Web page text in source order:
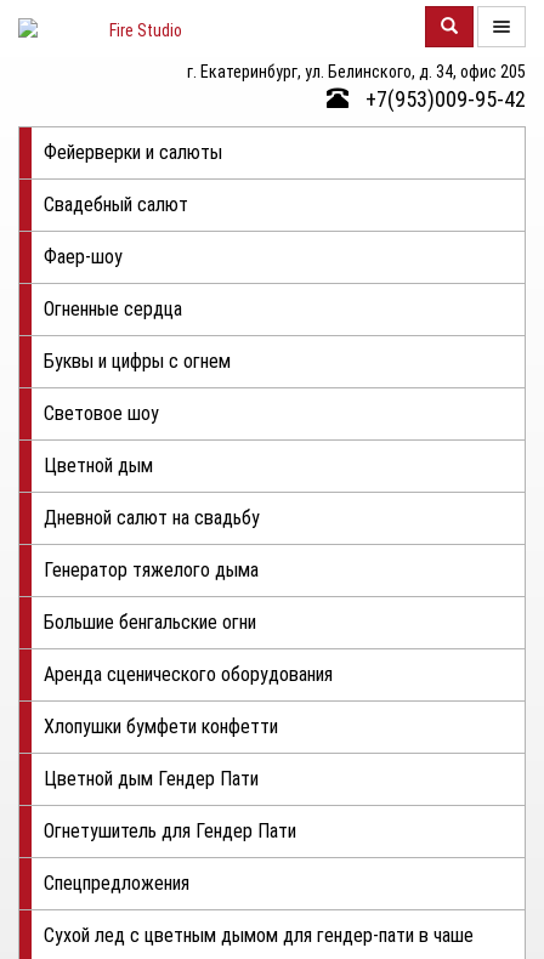
г. Екатеринбург, ул. Белинского, д. 34, офис 205
+7(953)009-95-42
КАТАЛОГ
ФОТОГАЛЕРЕЯ
КОНТАКТЫ
ЦЕНЫ
ОТЗЫВЫ
Фейерверки и салюты
Свадебный салют
Фаер-шоу
Огненные сердца
Буквы и цифры с огнем
Световое шоу
Цветной дым
Дневной салют на свадьбу
Генератор тяжелого дыма
Большие бенгальские огни
Аренда сценического оборудования
Хлопушки бумфети конфетти
Цветной дым Гендер Пати
Огнетушитель для Гендер Пати
Спецпредложения
Сухой лед с цветным дымом для гендер-пати в чаше